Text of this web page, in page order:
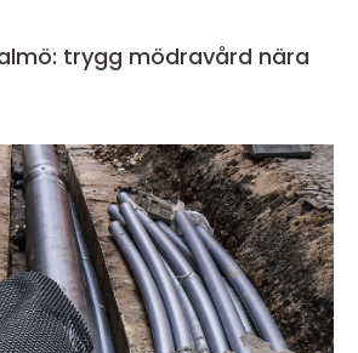
trygg mödravård nära